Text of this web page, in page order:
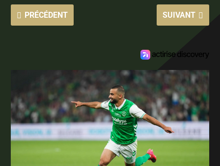
PRÉCÉDENT SUIVANT